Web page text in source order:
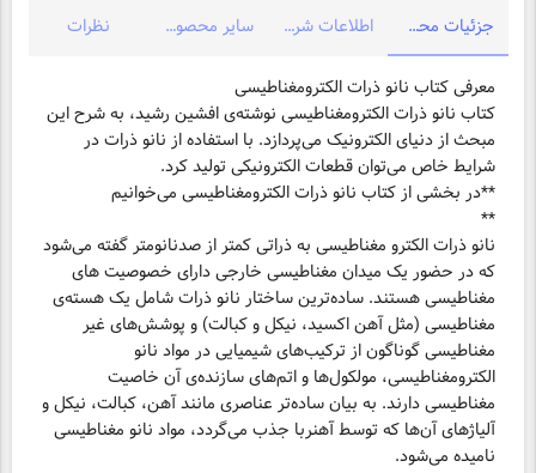
جزئیات محصول اطلاعات شرکت سایر محصولات شرکت نظرات
کتاب نانو ذرات الکترومغناطیسی نوشته‌ی افشین رشید، به شرح این
مبحث از دنیای الکترونیک می‌پردازد. با استفاده از نانو ذرات در
شرایط خاص می‌توان قطعات الکترونیکی تولید کرد.
نانو ذرات الکترو مغناطیسى به ذراتى کمتر از صدنانومتر گفته می‌شود
که در حضور یک میدان مغناطیسى خارجى داراى خصوصیت هاى
مغناطیسى هستند. ساده‌ترین ساختار نانو ذرات شامل یک هسته‌ى
مغناطیسى (مثل آهن اکسید، نیکل و کبالت) و پوشش‌هاى غیر
مغناطیسى گوناگون از ترکیب‌هاى شیمیایى در مواد نانو
الکترومغناطیسى، مولکول‌ها و اتم‌هاى سازنده‌ى آن خاصیت
مغناطیسى دارند. به بیان ساده‌تر عناصرى مانند آهن، کبالت، نیکل و
آلیاژهاى آن‌ها که توسط آهنربا جذب می‌گردد، مواد نانو مغناطیسى
نامیده می‌شود.